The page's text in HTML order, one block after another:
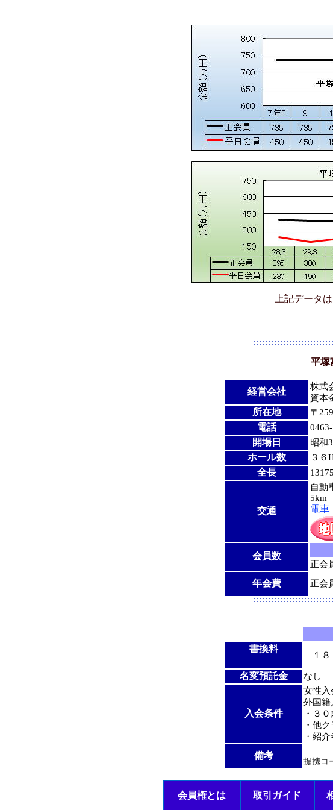
上記データ
平塚
経営会社
株式
資本
所在地 〒
電話
開場日 昭和
ホール数 ３
全長
交通
自動
5km
電
会員数
正会
年会費 正会
書換料
１８
名変預託金 なし
入会条件
女性
外国籍
・３
・他
・紹
備考
提携コ
会員権とは 取引ガイド